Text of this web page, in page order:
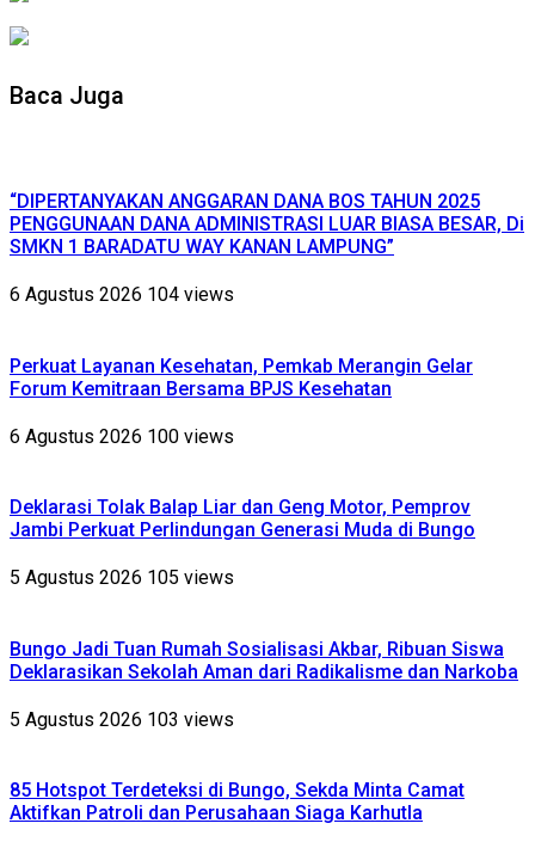
Baca Juga
“DIPERTANYAKAN ANGGARAN DANA BOS TAHUN 2025
PENGGUNAAN DANA ADMINISTRASI LUAR BIASA BESAR, Di
SMKN 1 BARADATU WAY KANAN LAMPUNG”
6 Agustus 2026 104 views
Perkuat Layanan Kesehatan, Pemkab Merangin Gelar
Forum Kemitraan Bersama BPJS Kesehatan
6 Agustus 2026 100 views
Deklarasi Tolak Balap Liar dan Geng Motor, Pemprov
Jambi Perkuat Perlindungan Generasi Muda di Bungo
5 Agustus 2026 105 views
Bungo Jadi Tuan Rumah Sosialisasi Akbar, Ribuan Siswa
Deklarasikan Sekolah Aman dari Radikalisme dan Narkoba
5 Agustus 2026 103 views
85 Hotspot Terdeteksi di Bungo, Sekda Minta Camat
Aktifkan Patroli dan Perusahaan Siaga Karhutla